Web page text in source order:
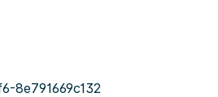
8e791669c132